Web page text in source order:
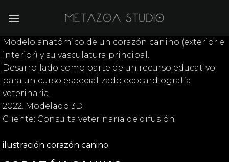
ilustración corazón canino
Modelo anatómico de un corazón canino (exterior e
interior) y su vasculatura principal.
Desarrollado como parte de un recurso educativo
para un curso especializado ecocardiografía
veterinaria.
2022. Modelado 3D
Cliente: Consulta veterinaria de difusión